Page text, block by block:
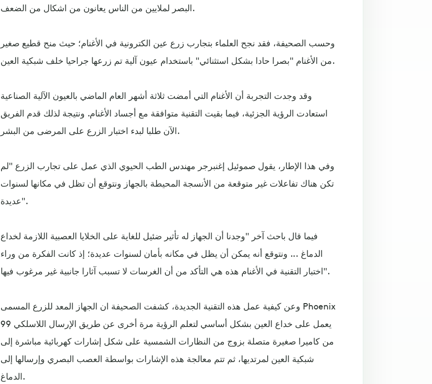
البصر لملايين من الناس يعانون من اشكال من الضعف.
وحسب الصحيفة، فقد نجح العلماء بتجارب زرع عين الكترونية في الأغنام؛ حيث منح قطيع صغير
من الأغنام "بصرا حادا بشكل استثنائي" باستخدام عيون آلية تم زرعها جراحيا خلف شبكية العين.
وقد وجدت التجربة أن الأغنام التي أمضت ثلاثة أشهر العام الماضي بالعيون الآلية الصناعية
استعادت الرؤية الجزئية، فيما بقيت التقنية متوافقة مع أجساد الأغنام. ونتيجة لذلك قدم الفريق
الآن طلبا لبدء اختبار الزرع على المرضى من البشر.
وفي هذا الإطار، يقول صموئيل إغنبرجر مهندس الطب الحيوي الذي عمل على تجارب الزرع "لم
تكن هناك تفاعلات غير متوقعة من الأنسجة المحيطة بالجهاز ونتوقع أن تظل في مكانها لسنوات
عديدة".
فيما قال باحث آخر "وجدنا أن الجهاز له تأثير ضئيل للغاية على الخلايا العصبية اللازمة لخداع
الدماغ ... ونتوقع أنه يمكن أن يظل في مكانه بأمان لسنوات عديدة؛ إذ كانت الفكرة من وراء
اختبار التقنية في الأغنام هذه هي التأكد من أن الغرسات لا تسبب آثارا جانبية غير مرغوب فيها".
وعن كيفية عمل هذه التقنية الجديدة، كشفت الصحيفة ان الجهاز المعد للزرع المسمى Phoenix
99 يعمل على خداع العين بشكل أساسي لتعلم الرؤية مرة أخرى عن طريق الإرسال اللاسلكي
من كاميرا صغيرة متصلة بزوج من النظارات الشمسية على شكل إشارات كهربائية مباشرة إلى
شبكية العين لمرتديها، ثم تتم معالجة هذه الإشارات بواسطة العصب البصري وإرسالها إلى
الدماغ.